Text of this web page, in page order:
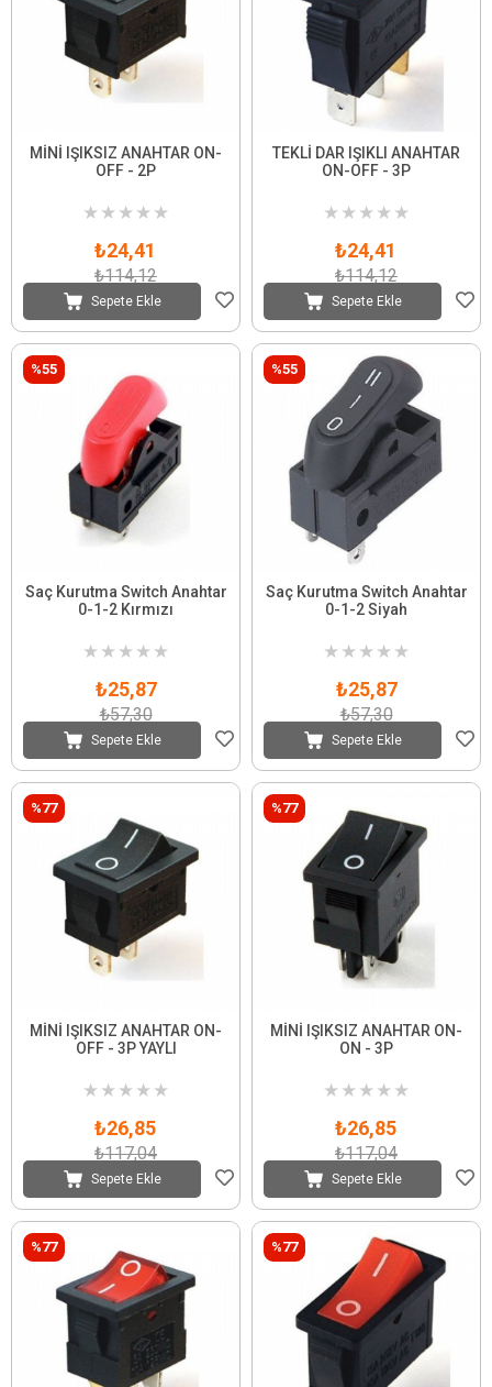
MİNİ IŞIKSIZ ANAHTAR ON-
OFF - 2P
★ ★ ★ ★ ★
₺24,41
₺114,12
Sepete Ekle
TEKLİ DAR IŞIKLI ANAHTAR
ON-OFF - 3P
★ ★ ★ ★ ★
₺24,41
₺114,12
Sepete Ekle
Saç Kurutma Switch Anahtar
0-1-2 Kırmızı
★ ★ ★ ★ ★
₺25,87
₺57,30
Sepete Ekle
%55
Saç Kurutma Switch Anahtar
0-1-2 Siyah
★ ★ ★ ★ ★
₺25,87
₺57,30
Sepete Ekle
%55
MİNİ IŞIKSIZ ANAHTAR ON-
OFF - 3P YAYLI
★ ★ ★ ★ ★
₺26,85
₺117,04
Sepete Ekle
%77
MİNİ IŞIKSIZ ANAHTAR ON-
ON - 3P
★ ★ ★ ★ ★
₺26,85
₺117,04
Sepete Ekle
%77
%77 %77